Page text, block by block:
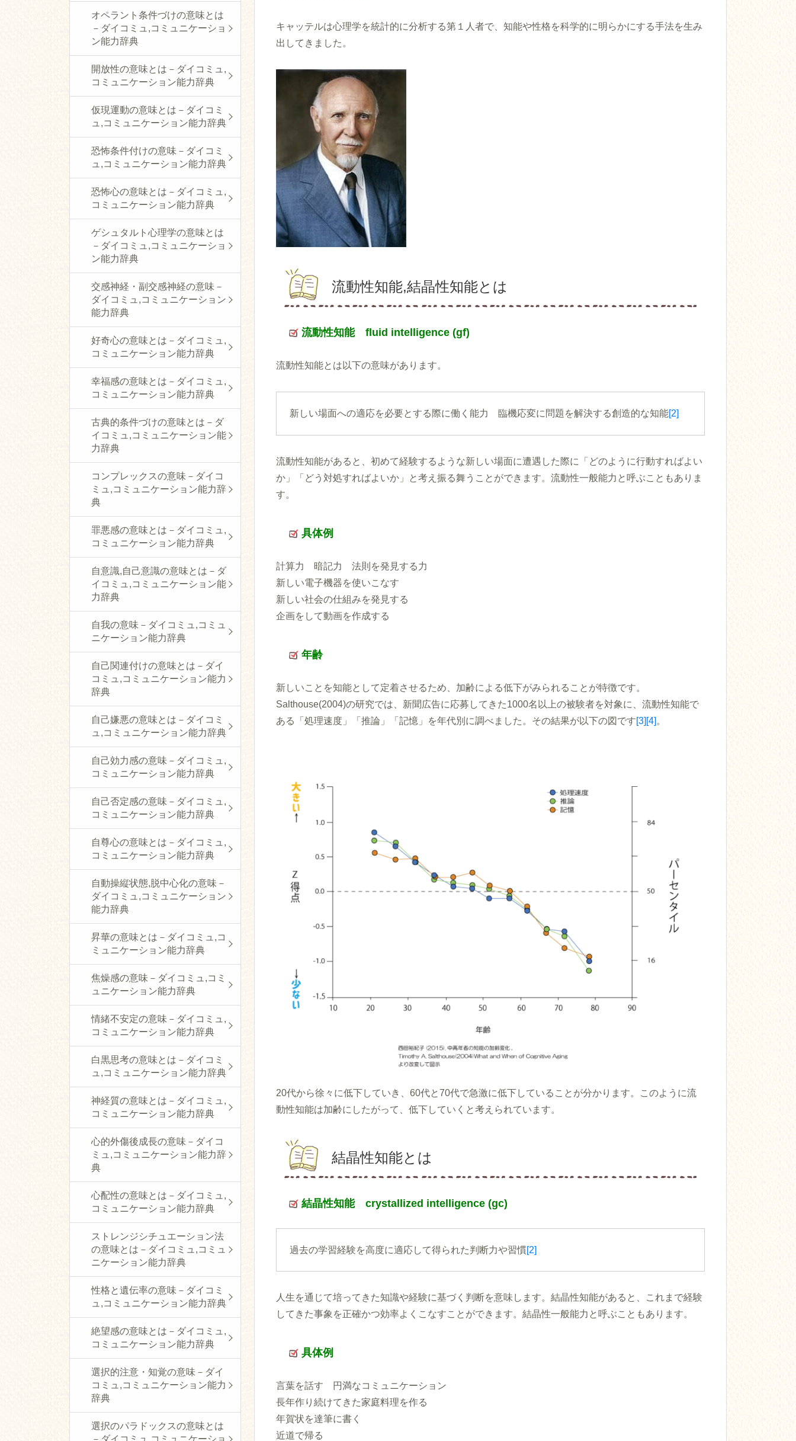
キャッテルは心理学を統計的に分析する第１人者で、知能や性格を科学的に明らかにする手法を生み
出してきました。
流動性知能,結晶性知能とは
流動性知能 fluid intelligence (gf)
流動性知能とは以下の意味があります。
新しい場面への適応を必要とする際に働く能力 臨機応変に問題を解決する創造的な知能[2]
流動性知能があると、初めて経験するような新しい場面に遭遇した際に「どのように行動すればよい
か」「どう対処すればよいか」と考え振る舞うことができます。流動性一般能力と呼ぶこともありま
す。
具体例
計算力 暗記力 法則を発見する力
新しい電子機器を使いこなす
新しい社会の仕組みを発見する
企画をして動画を作成する
年齢
新しいことを知能として定着させるため、加齢による低下がみられることが特徴です。
Salthouse(2004)の研究では、新聞広告に応募してきた1000名以上の被験者を対象に、流動性知能で
ある「処理速度」「推論」「記憶」を年代別に調べました。その結果が以下の図です[3] [4] 。
20代から徐々に低下していき、60代と70代で急激に低下していることが分かります。このように流
動性知能は加齢にしたがって、低下していくと考えられています。
結晶性知能とは
結晶性知能 crystallized intelligence (gc)
過去の学習経験を高度に適応して得られた判断力や習慣[2]
人生を通じて培ってきた知識や経験に基づく判断を意味します。結晶性知能があると、これまで経験
してきた事象を正確かつ効率よくこなすことができます。結晶性一般能力と呼ぶこともあります。
具体例
言葉を話す 円満なコミュニケーション
長年作り続けてきた家庭料理を作る
年賀状を達筆に書く
近道で帰る
オペラント条件づけの意味とは
－ダイコミュ,コミュニケーショ
ン能力辞典
開放性の意味とは－ダイコミュ,
コミュニケーション能力辞典
仮現運動の意味とは－ダイコミ
ュ,コミュニケーション能力辞典
恐怖条件付けの意味－ダイコミ
ュ,コミュニケーション能力辞典
恐怖心の意味とは－ダイコミュ,
コミュニケーション能力辞典
ゲシュタルト心理学の意味とは
－ダイコミュ,コミュニケーショ
ン能力辞典
交感神経・副交感神経の意味－
ダイコミュ,コミュニケーション
能力辞典
好奇心の意味とは－ダイコミュ,
コミュニケーション能力辞典
幸福感の意味とは－ダイコミュ,
コミュニケーション能力辞典
古典的条件づけの意味とは－ダ
イコミュ,コミュニケーション能
力辞典
コンプレックスの意味－ダイコ
ミュ,コミュニケーション能力辞
典
罪悪感の意味とは－ダイコミュ,
コミュニケーション能力辞典
自意識,自己意識の意味とは－ダ
イコミュ,コミュニケーション能
力辞典
自我の意味－ダイコミュ,コミュ
ニケーション能力辞典
自己関連付けの意味とは－ダイ
コミュ,コミュニケーション能力
辞典
自己嫌悪の意味とは－ダイコミ
ュ,コミュニケーション能力辞典
自己効力感の意味－ダイコミュ,
コミュニケーション能力辞典
自己否定感の意味－ダイコミュ,
コミュニケーション能力辞典
自尊心の意味とは－ダイコミュ,
コミュニケーション能力辞典
自動操縦状態,脱中心化の意味－
ダイコミュ,コミュニケーション
能力辞典
昇華の意味とは－ダイコミュ,コ
ミュニケーション能力辞典
焦燥感の意味－ダイコミュ,コミ
ュニケーション能力辞典
情緒不安定の意味－ダイコミュ,
コミュニケーション能力辞典
白黒思考の意味とは－ダイコミ
ュ,コミュニケーション能力辞典
神経質の意味とは－ダイコミュ,
コミュニケーション能力辞典
心的外傷後成長の意味－ダイコ
ミュ,コミュニケーション能力辞
典
心配性の意味とは－ダイコミュ,
コミュニケーション能力辞典
ストレンジシチュエーション法
の意味とは－ダイコミュ,コミュ
ニケーション能力辞典
性格と遺伝率の意味－ダイコミ
ュ,コミュニケーション能力辞典
絶望感の意味とは－ダイコミュ,
コミュニケーション能力辞典
選択的注意・知覚の意味－ダイ
コミュ,コミュニケーション能力
辞典
選択のパラドックスの意味とは
－ダイコミュ,コミュニケーショ